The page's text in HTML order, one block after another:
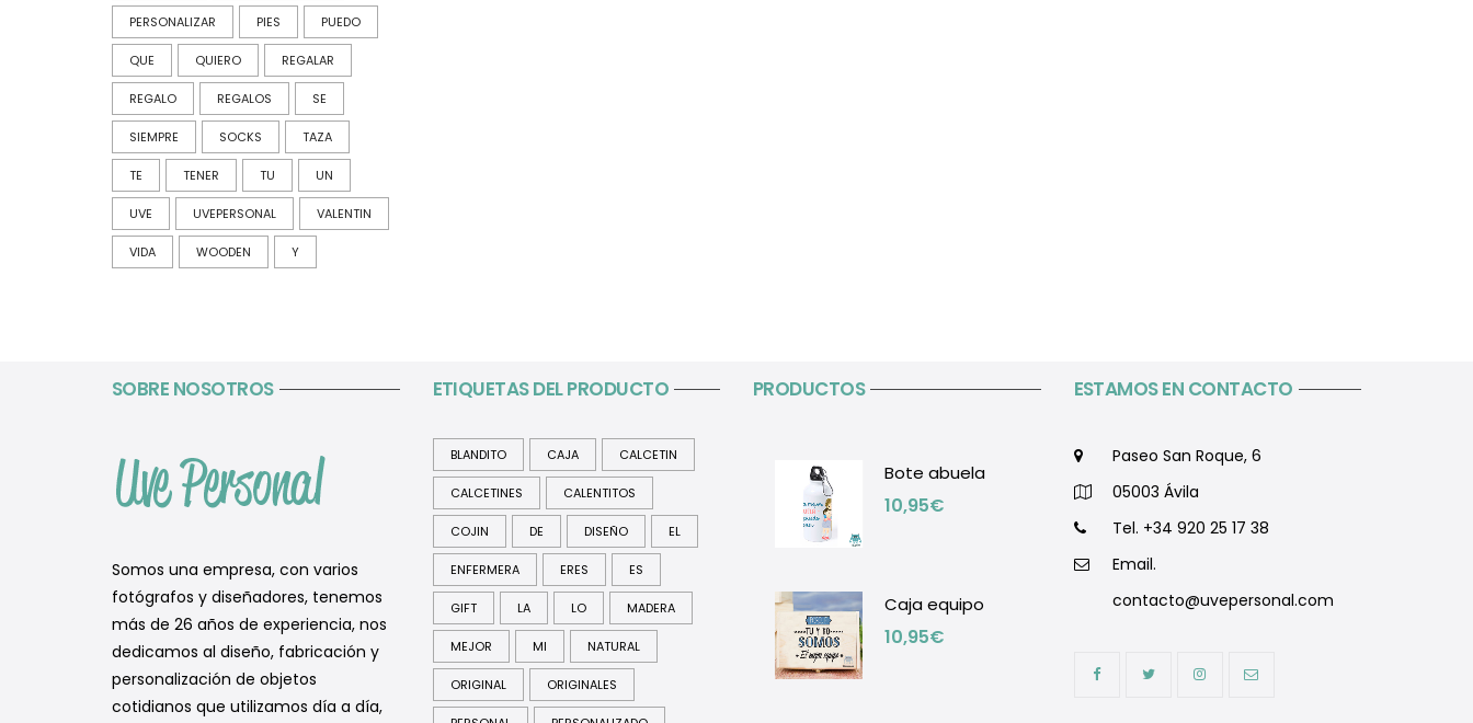
PERSONALIZAR PIES PUEDO
QUE QUIERO REGALAR
REGALO REGALOS SE
SIEMPRE SOCKS TAZA
TE TENER TU UN
UVE UVEPERSONAL VALENTIN
VIDA WOODEN Y
SOBRE NOSOTROS
Somos una empresa, con varios
fotógrafos y diseñadores, tenemos
más de 26 años de experiencia, nos
dedicamos al diseño, fabricación y
personalización de objetos
cotidianos que utilizamos día a día,
ETIQUETAS DEL PRODUCTO
BLANDITO CAJA CALCETIN
CALCETINES CALENTITOS
COJIN DE DISEÑO EL
ENFERMERA ERES ES
GIFT LA LO MADERA
MEJOR MI NATURAL
ORIGINAL ORIGINALES
PRODUCTOS
Bote abuela
10,95€
Caja equipo
10,95€
ESTAMOS EN CONTACTO
Paseo San Roque, 6
05003 Ávila
Tel. +34 920 25 17 38
Email.
contacto@uvepersonal.com